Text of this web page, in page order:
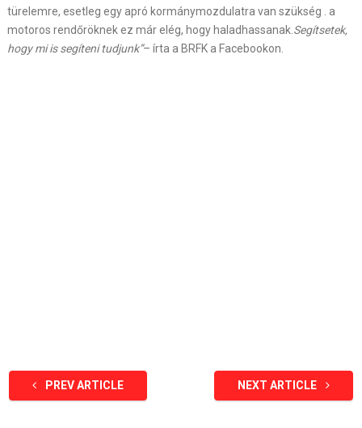
türelemre, esetleg egy apró kormánymozdulatra van szükség . a
motoros rendőröknek ez már elég, hogy haladhassanak. Segítsetek,
hogy mi is segíteni tudjunk”– írta a BRFK a Facebookon.
PREV ARTICLE NEXT ARTICLE